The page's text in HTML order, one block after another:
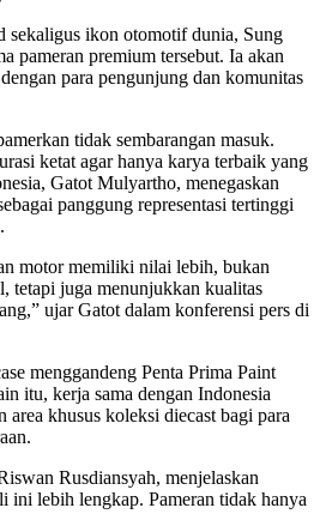
ikon otomotif dunia, Sung
pameran premium tersebut. Ia akan
para pengunjung dan komunitas
tidak sembarangan masuk.
ketat agar hanya karya terbaik yang
Gatot Mulyartho, menegaskan
panggung representasi tertinggi
motor memiliki nilai lebih, bukan
tetapi juga menunjukkan kualitas
ujar Gatot dalam konferensi pers di
menggandeng Penta Prima Paint
itu, kerja sama dengan Indonesia
khusus koleksi diecast bagi para
Rusdiansyah, menjelaskan
ini lebih lengkap. Pameran tidak hanya